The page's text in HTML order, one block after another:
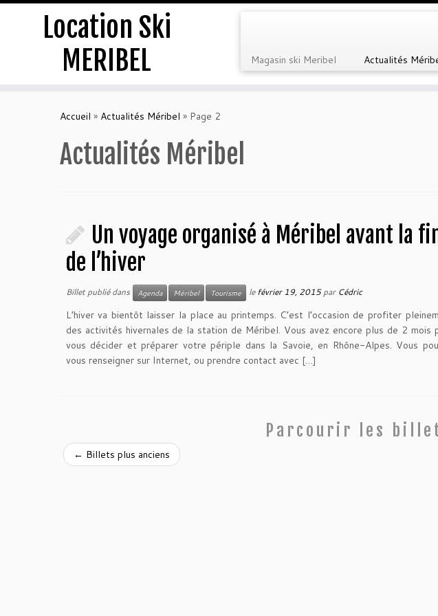
Location Ski
MERIBEL
Magasin ski Meribel Actualités
Accueil » Actualités Méribel » Page 2
Actualités Méribel
Un voyage organisé à Méribel avant la
de l’hiver
Billet publié dans Agenda Méribel Tourisme lefévrier 19, 2015 par Cédric
L’hiver va bientôt laisser la place au printemps. C’est l’occasion de profiter
des activités hivernales de la station de Méribel. Vous avez encore plus de 2 mois
vous décider et préparer votre périple dans la Savoie, en Rhône-Alpes. Vous
vous renseigner sur Internet, ou prendre contact avec […]
Parcourir les
← Billets plus anciens